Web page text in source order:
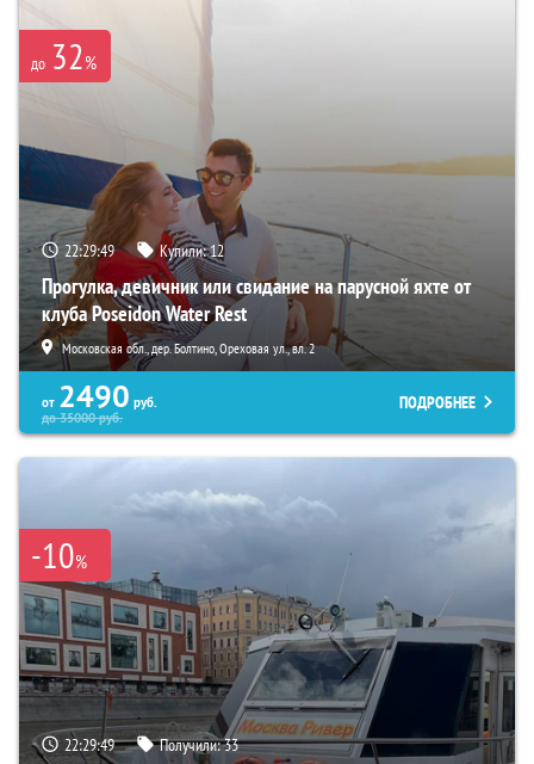
до 32%
22:29:48 Купили:12
Прогулка, девичник или свидание на парусной яхте от
клуба Poseidon Water Rest
Московская обл., дер. Болтино, Ореховая ул., вл. 2
от 2490 руб.
до35000руб.
ПОДРОБНЕЕ
-10%
22:29:48 Получили:33